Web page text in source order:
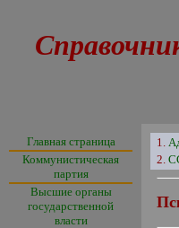
Главная страница
Коммунистическая
партия
Высшие органы
государственной
власти
1.
2.